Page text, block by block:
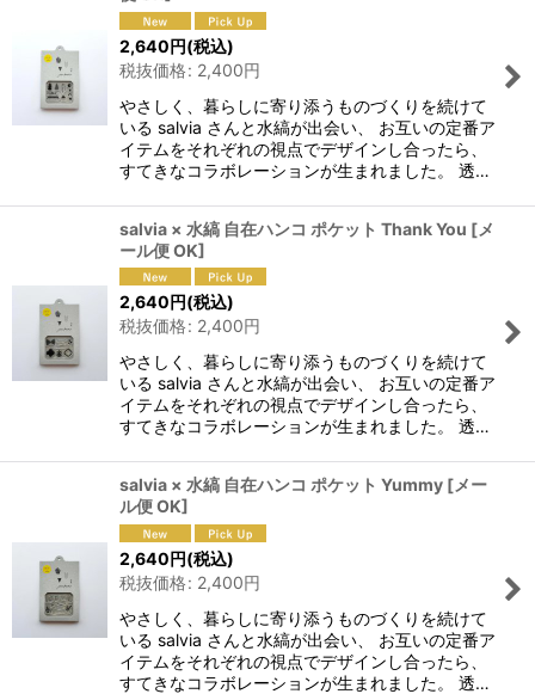
2,640円(税込)
税抜価格: 2,400円
やさしく、暮らしに寄り添うものづくりを続けて
いる salvia さんと水縞が出会い、 お互いの定番ア
イテムをそれぞれの視点でデザインし合ったら、
すてきなコラボレーションが生まれました。 透…
salvia × 水縞 自在ハンコ ポケット Thank You [メ
ール便 OK]
2,640円(税込)
税抜価格: 2,400円
やさしく、暮らしに寄り添うものづくりを続けて
いる salvia さんと水縞が出会い、 お互いの定番ア
イテムをそれぞれの視点でデザインし合ったら、
すてきなコラボレーションが生まれました。 透…
salvia × 水縞 自在ハンコ ポケット Yummy [メー
ル便 OK]
2,640円(税込)
税抜価格: 2,400円
やさしく、暮らしに寄り添うものづくりを続けて
いる salvia さんと水縞が出会い、 お互いの定番ア
イテムをそれぞれの視点でデザインし合ったら、
すてきなコラボレーションが生まれました。 透…